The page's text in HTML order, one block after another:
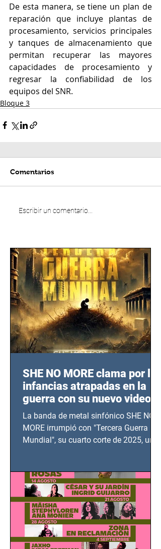
De esta manera, se tiene un plan de
reparación que incluye plantas de
procesamiento, servicios principales
y tanques de almacenamiento que
permitan recuperar las mayores
capacidades de procesamiento y
regresar la confiabilidad de los
equipos del SNR.
Bloque 3
Comentarios
Escribir un comentario...
SHE NO MORE clama por las
infancias atrapadas en la
guerra con su nuevo video
TERCERA GUERRA
MUNDIAL
La banda de metal sinfónico SHE NO
MORE irrumpió con "Tercera Guerra
Mundial", su cuarto corte de 2025, un
bélicos.